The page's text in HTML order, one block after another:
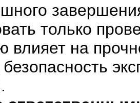
только
влияет на